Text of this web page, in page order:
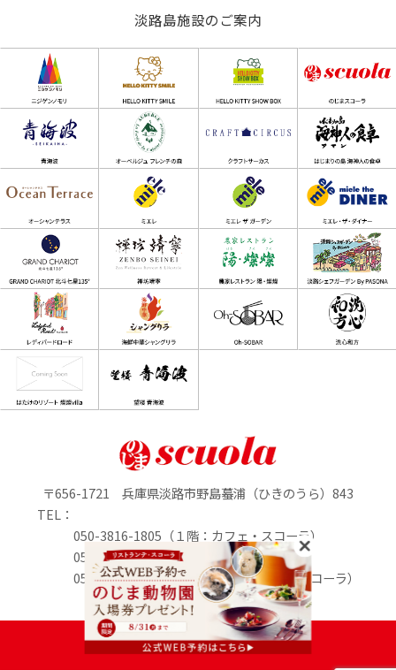
淡路島施設のご案内
〒656-1721 兵庫県淡路市野島蟇浦（ひきのうら）843
TEL：
050-3816-1805（１階：カフェ・スコーラ）
050-3816-0895（1階：のじまマルシェ）
050-3816-2213（２階：リストランテ・スコーラ）
定休日：水曜日
PASONA GROUP